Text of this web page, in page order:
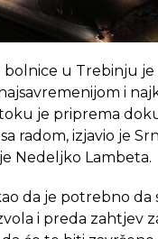
je 65 miliona
sajama u
je ugovor
bolnice u Trebinju je
i
je priprema
radom, izjavio je
Nedeljko Lambeta.
da je potrebno da
i preda zahtjev